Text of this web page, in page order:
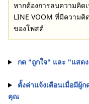
หากต้องการลบความคิด
LINE VOOM ที่มีความ
ของโพสต์
กด "ถูกใจ" และ "แสด
ตั้งค่าแจ้งเตือนเมื่อมีผู้
คุณ